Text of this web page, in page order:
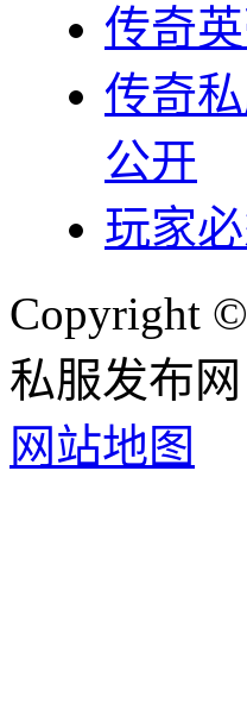
传奇
传奇
公开
玩家
Copyright
私服发布
网站地图